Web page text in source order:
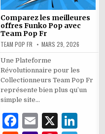
Comparez les meilleures
offres Funko Pop avec
Team Pop Fr
TEAM POP FR MARS 29, 2026
Une Plateforme
Révolutionnaire pour les
Collectionneurs Team Pop Fr
représente bien plus qu’un
simple site…
F
E
X